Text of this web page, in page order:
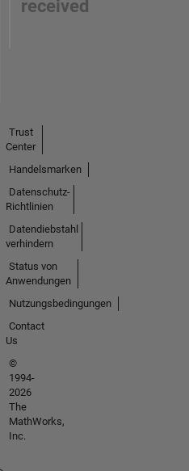
received
Trust
Center
Handelsmarken
Datenschutz-
Richtlinien
Datendiebstahl
verhindern
Status von
Anwendungen
Nutzungsbedingungen
Contact
Us
©
1994-
2026
The
MathWorks,
Inc.